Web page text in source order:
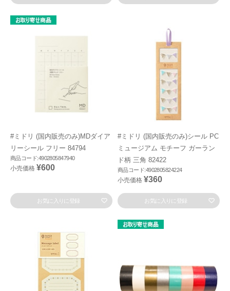
#ミドリ (国内販売のみ)MDダイア
リーシール フリー 84794
商品コード:4902805847940
小売価格 ¥600
お気に入りに登録
#ミドリ (国内販売のみ)シール PC
ミュージアム モチーフ ガーラン
ド柄 三角 82422
商品コード:4902805824224
小売価格 ¥360
お気に入りに登録